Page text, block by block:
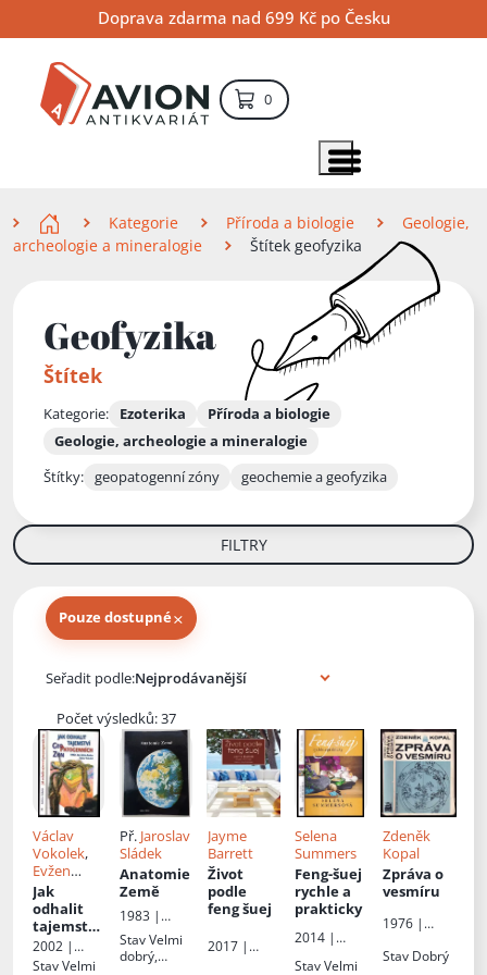
na
obsah
na
navigaci
na
vyhledávání
Doprava zdarma nad 699 Kč po Česku
0položek – košík
Zobrazit položky menu
Kategorie Příroda a biologie
Geologie,
archeologie a mineralogie
Štítek geofyzika
Geofyzika
Štítek
Kategorie: Ezoterika
Příroda a biologie
Geologie, archeologie a mineralogie
Štítky: geopatogenní zóny geochemie a geofyzika
FILTRY
Pouze dostupné×
Seřadit podle:
Počet výsledků: 37
Václav
Vokolek,
Evžen
Andres
Jak
odhalit
tajemství
geopatog
enních
2002 |
Eminent
StavVelmi
Př. Jaroslav
Sládek
Anatomie
Země
1983 |
Albatros
StavVelmi
dobrý,
Jayme
Barrett
Život
podle
feng šuej
2017 |
Selena
Summers
Feng-šuej
rychle a
prakticky
2014 |
StavVelmi
Zdeněk
Kopal
Zpráva o
vesmíru
1976 |
fronta
Stav Dobrý